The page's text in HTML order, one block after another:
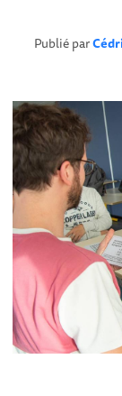
Publié par